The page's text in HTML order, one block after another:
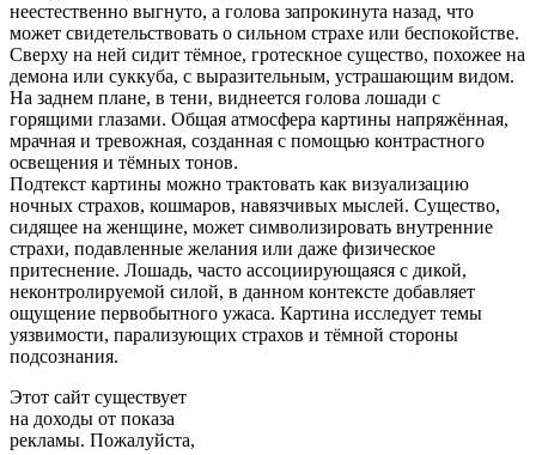
неестественно выгнуто, а голова запрокинута назад, что
может свидетельствовать о сильном страхе или беспокойстве.
Сверху на ней сидит тёмное, гротескное существо, похожее на
демона или суккуба, с выразительным, устрашающим видом.
На заднем плане, в тени, виднеется голова лошади с
горящими глазами. Общая атмосфера картины напряжённая,
мрачная и тревожная, созданная с помощью контрастного
освещения и тёмных тонов.
Подтекст картины можно трактовать как визуализацию
ночных страхов, кошмаров, навязчивых мыслей. Существо,
сидящее на женщине, может символизировать внутренние
страхи, подавленные желания или даже физическое
притеснение. Лошадь, часто ассоциирующаяся с дикой,
неконтролируемой силой, в данном контексте добавляет
ощущение первобытного ужаса. Картина исследует темы
уязвимости, парализующих страхов и тёмной стороны
подсознания.
Этот сайт существует
на доходы от показа
рекламы. Пожалуйста,